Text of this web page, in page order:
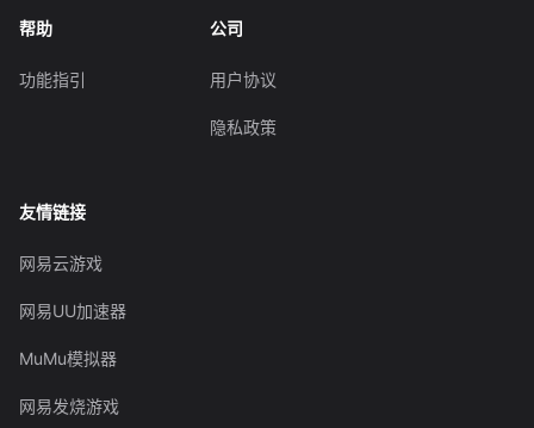
帮助
功能指引
公司
用户协议
隐私政策
友情链接
网易云游戏
网易UU加速器
MuMu模拟器
网易发烧游戏